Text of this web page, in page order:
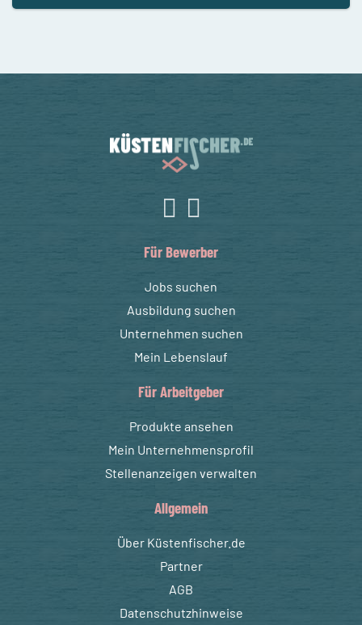
Für Bewerber
Jobs suchen
Ausbildung suchen
Unternehmen suchen
Mein Lebenslauf
Für Arbeitgeber
Produkte ansehen
Mein Unternehmensprofil
Stellenanzeigen verwalten
Allgemein
Über Küstenfischer.de
Partner
AGB
Datenschutzhinweise